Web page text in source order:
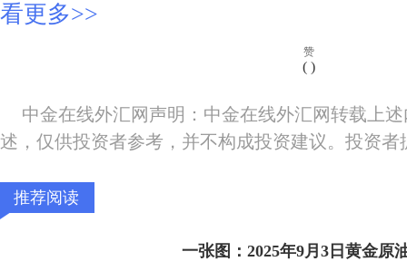
看更多>>
赞
( )
中金在线外汇网声明：中金在线外汇网转载上
述，仅供投资者参考，并不构成投资建议。投资
推荐阅读